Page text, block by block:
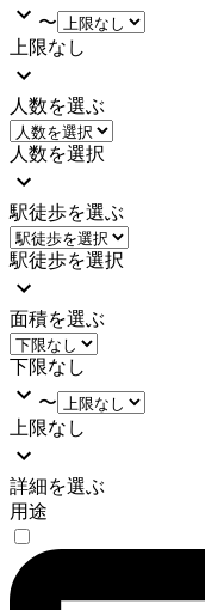
〜
上限なし
人数を選ぶ
人数を選択
駅徒歩を選ぶ
駅徒歩を選択
面積を選ぶ
下限なし
〜
上限なし
詳細を選ぶ
用途